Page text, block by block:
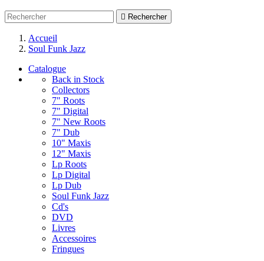
 Rechercher
Accueil
Soul Funk Jazz
Catalogue
Back in Stock
Collectors
7" Roots
7" Digital
7" New Roots
7" Dub
10" Maxis
12" Maxis
Lp Roots
Lp Digital
Lp Dub
Soul Funk Jazz
Cd's
DVD
Livres
Accessoires
Fringues